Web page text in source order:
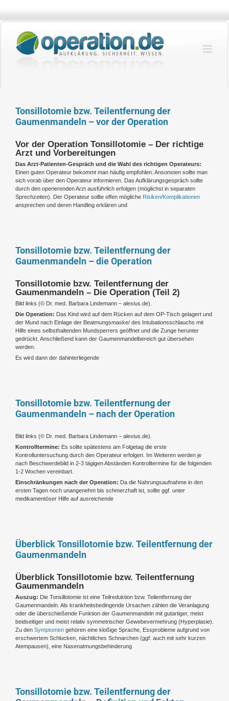
springen
Tonsillotomie bzw. Teilentfernung der
Gaumenmandeln – vor der Operation
Vor der Operation Tonsillotomie – Der richtige
Arzt und Vorbereitungen
Das Arzt-Patienten-Gespräch und die Wahl des richtigen Operateurs:
Einen guten Operateur bekommt man häufig empfohlen. Ansonsten sollte man
sich vorab über den Operateur informieren. Das Aufklärungsgespräch sollte
durch den operierenden Arzt ausführlich erfolgen (möglichst in separaten
Sprechzeiten). Der Operateur sollte offen mögliche Risiken/Komplikationen
ansprechen und deren Handling erklären und
Tonsillotomie bzw. Teilentfernung der
Gaumenmandeln – die Operation
Tonsillotomie bzw. Teilentfernung der
Gaumenmandeln – Die Operation (Teil 2)
Bild links (© Dr. med. Barbara Lindemann – alexius.de).
Die Operation: Das Kind wird auf dem Rücken auf dem OP-Tisch gelagert und
der Mund nach Einlage der Beatmungsmaske/ des Intubationsschlauchs mit
Hilfe eines selbsthaltenden Mundsperrers geöffnet und die Zunge herunter
gedrückt. Anschließend kann der Gaumenmandelbereich gut übersehen
werden.
Es wird dann der dahinterliegende
Tonsillotomie bzw. Teilentfernung der
Gaumenmandeln – nach der Operation
Bild links (© Dr. med. Barbara Lindemann – alexius.de).
Kontrolltermine: Es sollte spätestens am Folgetag die erste
Kontrolluntersuchung durch den Operateur erfolgen. Im Weiteren werden je
nach Beschwerdebild in 2-3 tägigen Abständen Kontrolltermine für die folgenden
1-2 Wochen vereinbart.
Einschränkungen nach der Operation: Da die Nahrungsaufnahme in den
ersten Tagen noch unangenehm bis schmerzhaft ist, sollte ggf. unter
medikamentöser Hilfe auf ausreichende
Überblick Tonsillotomie bzw. Teilentfernung der
Gaumenmandeln
Überblick Tonsillotomie bzw. Teilentfernung
Gaumenmandeln
Auszug: Die Tonsillotomie ist eine Teilreduktion bzw. Teilentfernung der
Gaumenmandeln. Als krankheitsbedingende Ursachen zählen die Veranlagung
oder die überschießende Funktion der Gaumenmandeln mit gutartiger, meist
beidseitiger und meist relativ symmetrischer Gewebevermehrung (Hyperplasie).
Zu den Symptomen gehören eine kloßige Sprache, Essprobleme aufgrund von
erschwertem Schlucken, nächtliches Schnarchen (ggf. auch mit sehr kurzen
Atempausen), eine Nasenatmungsbehinderung
Tonsillotomie bzw. Teilentfernung der